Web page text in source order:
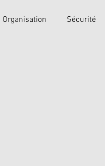
Organisation Sécurité